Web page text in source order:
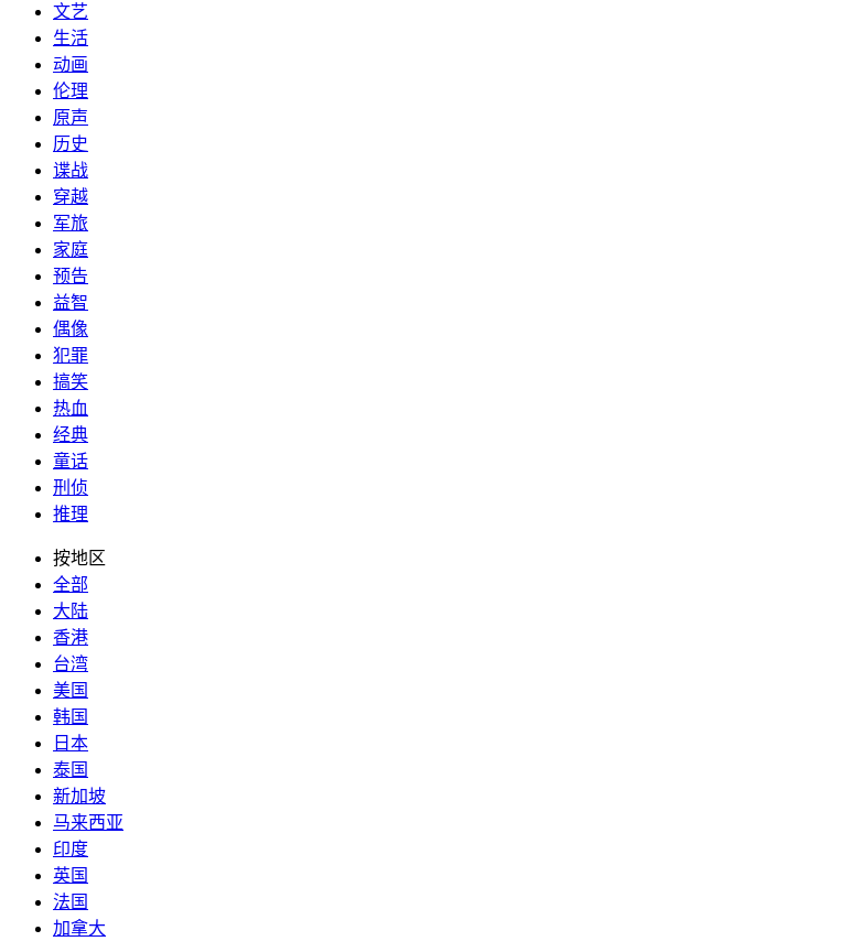
文艺
生活
动画
伦理
原声
历史
谍战
穿越
军旅
家庭
预告
益智
偶像
犯罪
搞笑
热血
经典
童话
刑侦
推理
按地区
全部
大陆
香港
台湾
美国
韩国
日本
泰国
新加坡
马来西亚
印度
英国
法国
加拿大